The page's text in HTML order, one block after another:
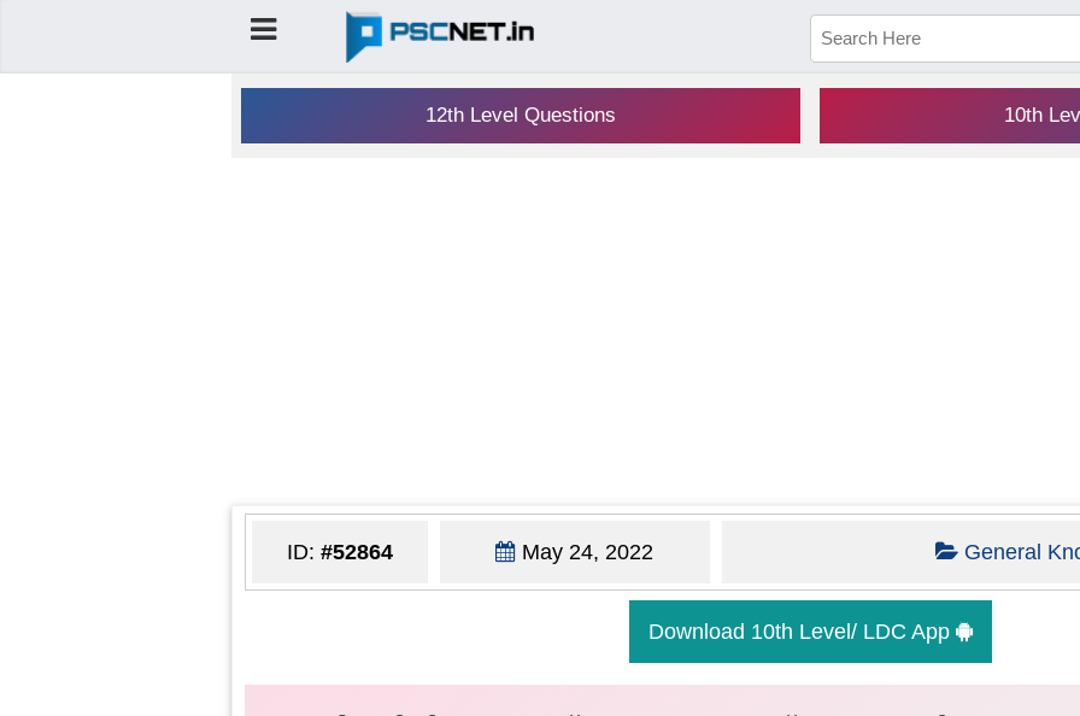
12th Level Questions 10th
ID: #52864 May 24, 2022 General
Download 10th Level/ LDC App